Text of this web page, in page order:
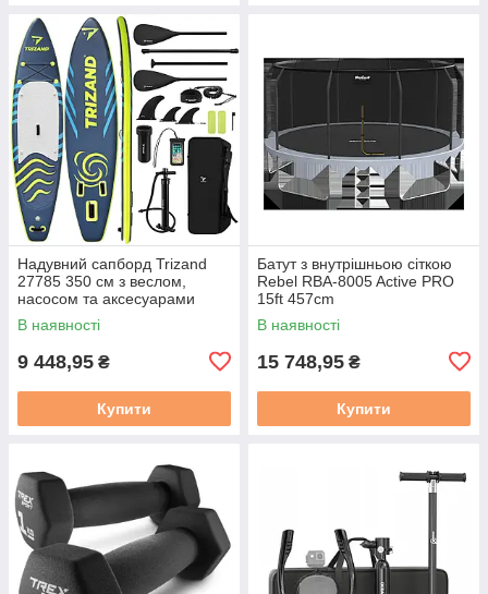
Надувний сапборд Trizand
27785 350 см з веслом,
насосом та аксесуарами
В наявності
9 448,95 ₴
Купити
Батут з внутрішньою сіткою
Rebel RBA-8005 Active PRO
15ft 457cm
В наявності
15 748,95 ₴
Купити